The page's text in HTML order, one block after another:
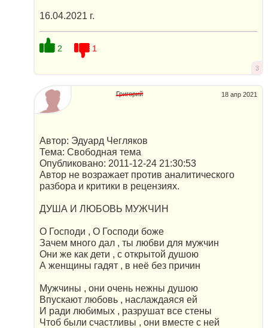
16.04.2021 г.
2 1
3
18 апр 2021
Григорий
Автор: Эдуард Чегляков
Тема: Свободная тема
Опубликовано: 2011-12-24 21:30:53
Автор не возражает против аналитического
разбора и критики в рецензиях.
ДУША И ЛЮБОВЬ МУЖЧИН
О Господи , О Господи боже
Зачем много дал , ты любви для мужчин
Они же как дети , с открытой душою
А женщины гадят , в неё без причин
Мужчины , они очень нежны душою
Впускают любовь , наслаждаяся ей
И ради любимых , разрушат все стены
Чтоб были счастливы , они вместе с ней